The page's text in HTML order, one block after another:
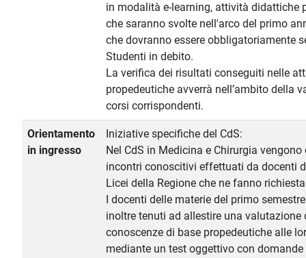
in modalità e-learning, attività didattiche
che saranno svolte nell'arco del primo
che dovranno essere obbligatoriamente
Studenti in debito.
La verifica dei risultati conseguiti nelle
propedeutiche avverrà nell’ambito della
corsi corrispondenti.
Orientamento
in ingresso
Iniziative specifiche del CdS:
Nel CdS in Medicina e Chirurgia
incontri conoscitivi effettuati da docenti
Licei della Regione che ne fanno
I docenti delle materie del primo
inoltre tenuti ad allestire una valutazione
conoscenze di base propedeutiche alle
mediante un test oggettivo con